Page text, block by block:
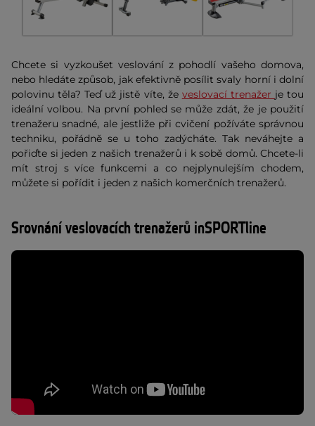
Chcete si vyzkoušet veslování z pohodlí vašeho domova,
nebo hledáte způsob, jak efektivně posílit svaly horní i dolní
polovinu těla? Teď už jistě víte, že veslovací trenažer je tou
ideální volbou. Na první pohled se může zdát, že je použití
trenažeru snadné, ale jestliže při cvičení požíváte správnou
techniku, pořádně se u toho zadýcháte. Tak neváhejte a
pořiďte si jeden z našich trenažerů i k sobě domů. Chcete-li
mít stroj s více funkcemi a co nejplynulejším chodem,
můžete si pořídit i jeden z našich komerčních trenažerů.
Srovnání veslovacích trenažerů inSPORTline